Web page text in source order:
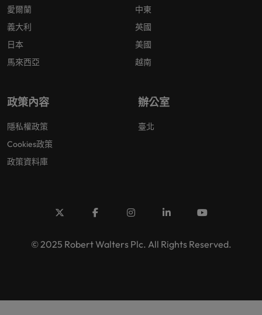
愛爾蘭
義大利
日本
馬來西亞
中東
英國
美國
越南
政策內容
隱私權政策
Cookies政策
政策資料庫
辦公室
臺北
© 2025 Robert Walters Plc. All Rights Reserved.